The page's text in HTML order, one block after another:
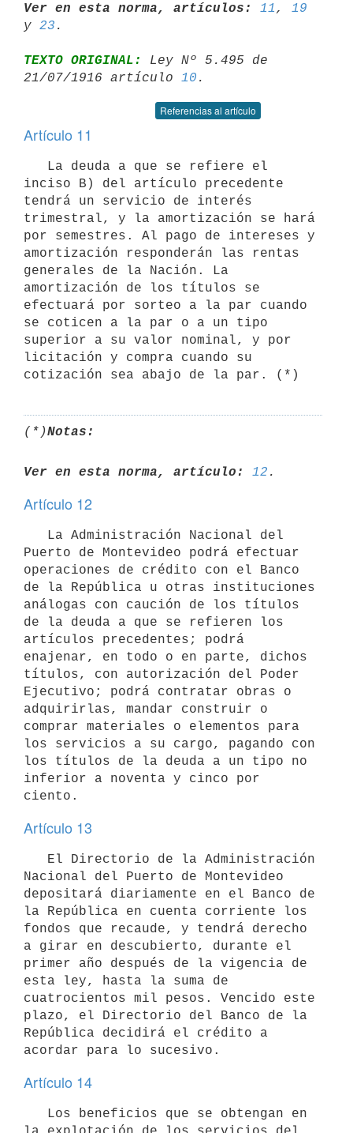
Ver en esta norma, artículos:
11 , 19
y 23
TEXTO ORIGINAL:
Ley Nº 5.495 de
21/07/1916 artículo 10
Referencias al artículo
Artículo 11
inciso B) del artículo precedente
tendrá un servicio de interés
trimestral, y la amortización se hará
por semestres. Al pago de intereses y
amortización responderán las rentas
generales de la Nación. La
amortización de los títulos se
efectuará por sorteo a la par cuando
se coticen a la par o a un tipo
superior a su valor nominal, y por
licitación y compra cuando su
cotización sea abajo de la par. (*)
(*)Notas:
Ver en esta norma, artículo: 12
Artículo 12
Puerto de Montevideo podrá efectuar
operaciones de crédito con el Banco
de la República u otras instituciones
análogas con caución de los títulos
de la deuda a que se refieren los
artículos precedentes; podrá
enajenar, en todo o en parte, dichos
títulos, con autorización del Poder
Ejecutivo; podrá contratar obras o
adquirirlas, mandar construir o
comprar materiales o elementos para
los servicios a su cargo, pagando con
los títulos de la deuda a un tipo no
inferior a noventa y cinco por
ciento.
Artículo 13
Nacional del Puerto de Montevideo
depositará diariamente en el Banco de
la República en cuenta corriente los
fondos que recaude, y tendrá derecho
a girar en descubierto, durante el
primer año después de la vigencia de
esta ley, hasta la suma de
cuatrocientos mil pesos. Vencido este
plazo, el Directorio del Banco de la
República decidirá el crédito a
acordar para lo sucesivo.
Artículo 14